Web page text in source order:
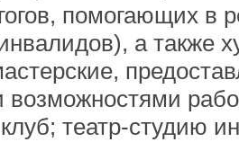
помогающих в
а также
театр-студию